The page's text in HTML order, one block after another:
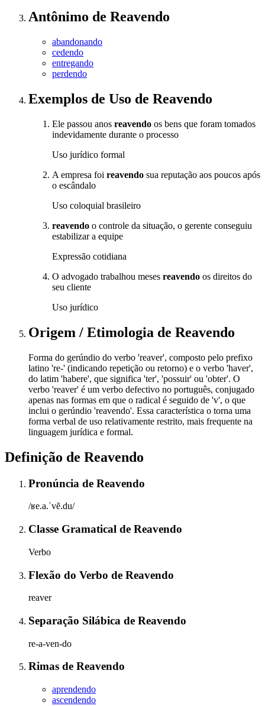
Antônimo de Reavendo
abandonando
cedendo
entregando
perdendo
Exemplos de Uso de Reavendo
Ele passou anos reavendo os bens que foram tomados
indevidamente durante o processo
Uso jurídico formal
A empresa foi reavendo sua reputação aos poucos após
o escândalo
Uso coloquial brasileiro
reavendo o controle da situação, o gerente conseguiu
estabilizar a equipe
Expressão cotidiana
O advogado trabalhou meses reavendo os direitos do
seu cliente
Uso jurídico
Origem / Etimologia de Reavendo
Forma do gerúndio do verbo 'reaver', composto pelo prefixo
latino 're-' (indicando repetição ou retorno) e o verbo 'haver',
do latim 'habere', que significa 'ter', 'possuir' ou 'obter'. O
verbo 'reaver' é um verbo defectivo no português, conjugado
apenas nas formas em que o radical é seguido de 'v', o que
inclui o gerúndio 'reavendo'. Essa característica o torna uma
forma verbal de uso relativamente restrito, mais frequente na
linguagem jurídica e formal.
Definição de Reavendo
Pronúncia de Reavendo
/ʁe.a.ˈvẽ.du/
Classe Gramatical de Reavendo
Verbo
Flexão do Verbo de Reavendo
reaver
Separação Silábica de Reavendo
re-a-ven-do
Rimas de Reavendo
aprendendo
ascendendo